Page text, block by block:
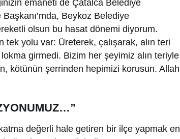
emaneti de Çatalca Belediye
Beykoz Belediye
olsun bu hasat dönemi diyorum.
yolu var: Üreterek, çalışarak, alın teri
girmedi. Bizim her şeyimiz alın teriyle
kötünün şerrinden hepimizi korusun. Allah
değerli hale getiren bir ilçe yapmak en